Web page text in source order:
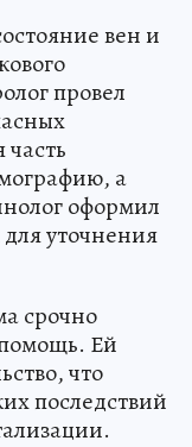
вен и
провел
а
оформил
уточнения
срочно
Ей
что
последствий